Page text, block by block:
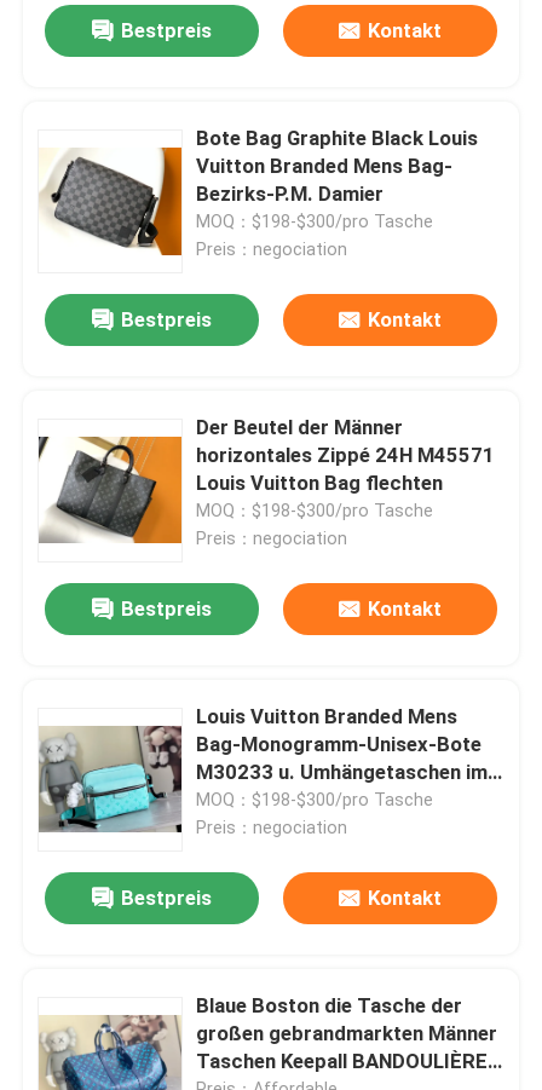
Produkte
Videos
Über uns
Qualitätskontrolle
Nachrichten
Blog
Bestpreis Kontakt
Bote Bag Graphite Black Louis
Vuitton Branded Mens Bag-
Bezirks-P.M. Damier
MOQ：$198-$300/pro Tasche
Preis：negociation
Bestpreis Kontakt
Der Beutel der Männer
horizontales Zippé 24H M45571
Louis Vuitton Bag flechten
MOQ：$198-$300/pro Tasche
Preis：negociation
Bestpreis Kontakt
Louis Vuitton Branded Mens
Bag-Monogramm-Unisex-Bote
M30233 u. Umhängetaschen im
Freien
MOQ：$198-$300/pro Tasche
Preis：negociation
Bestpreis Kontakt
Blaue Boston die Tasche der
großen gebrandmarkten Männer
Taschen Keepall BANDOULIÈRE